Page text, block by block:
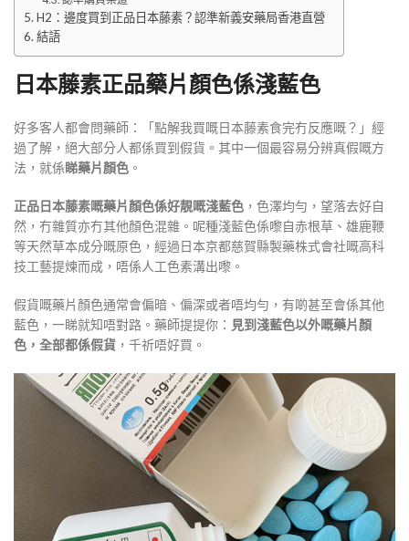
H2：邊度買到正品日本藤素？認準新義安藥局香港直營
結語
日本藤素正品藥片顏色係淺藍色
好多客人都會問藥師：「點解我買嘅日本藤素食完冇反應嘅？」經
過了解，絕大部分人都係買到假貨。其中一個最容易分辨真假嘅方
法，就係睇藥片顏色 。
正品日本藤素嘅藥片顏色係好靚嘅淺藍色 ，色澤均勻，望落去好自
然，冇雜質亦冇其他顏色混雜 。呢種淺藍色係嚟自赤根草、雄鹿鞭
等天然草本成分嘅原色，經過日本京都慈賀縣製藥株式會社嘅高科
技工藝提煉而成，唔係人工色素溝出嚟 。
假貨嘅藥片顏色通常會偏暗、偏深或者唔均勻，有啲甚至會係其他
藍色，一睇就知唔對路。藥師提提你： 見到淺藍色以外嘅藥片顏
色，全部都係假貨 ，千祈唔好買 。